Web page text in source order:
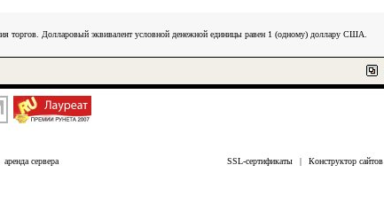
торгов. Долларовый эквивалент условной денежной единицы равен 1 (одному) доллару США.
аренда сервера SSL-сертификаты | Конструктор сайтов